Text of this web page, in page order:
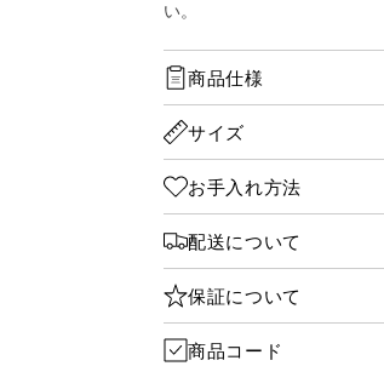
い。
商品仕様
サイズ
お手入れ方法
配送について
保証について
商品コード